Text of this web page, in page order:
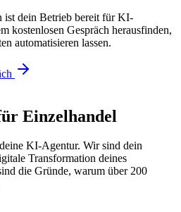
ist dein Betrieb bereit für KI-
kostenlosen Gespräch herausfinden,
automatisieren lassen.
Einzelhandel
KI-Agentur. Wir sind dein
Transformation deines
die Gründe, warum über 200